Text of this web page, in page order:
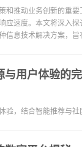
推动业务创新的重
速度。本文将深入
信息技术解决方案，
用户体验的
，结合智能推荐与社